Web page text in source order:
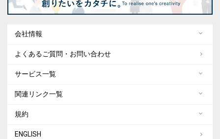
会社情報
よくあるご質問・お問い合わせ
サービス一覧
関連リンク一覧
規約
ENGLISH